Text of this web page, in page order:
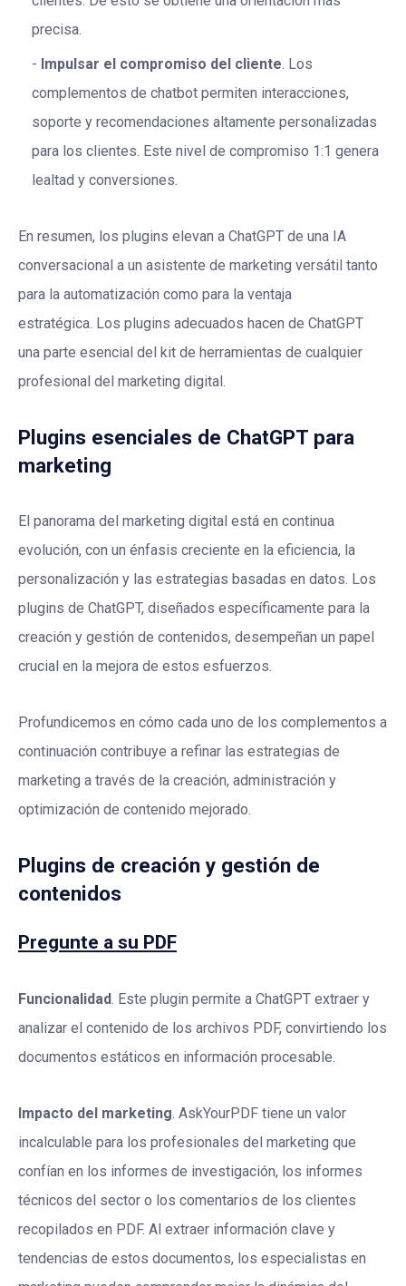
precisa.
Impulsar el compromiso del cliente. Los
complementos de chatbot permiten interacciones,
soporte y recomendaciones altamente personalizadas
para los clientes. Este nivel de compromiso 1:1 genera
lealtad y conversiones.
En resumen, los plugins elevan a ChatGPT de una IA
conversacional a un asistente de marketing versátil tanto
para la automatización como para la ventaja
estratégica. Los plugins adecuados hacen de ChatGPT
una parte esencial del kit de herramientas de cualquier
profesional del marketing digital.
Plugins esenciales de ChatGPT para
marketing
El panorama del marketing digital está en continua
evolución, con un énfasis creciente en la eficiencia, la
personalización y las estrategias basadas en datos. Los
plugins de ChatGPT, diseñados específicamente para la
creación y gestión de contenidos, desempeñan un papel
crucial en la mejora de estos esfuerzos.
Profundicemos en cómo cada uno de los complementos a
continuación contribuye a refinar las estrategias de
marketing a través de la creación, administración y
optimización de contenido mejorado.
Plugins de creación y gestión de
contenidos
Pregunte a su PDF
Funcionalidad. Este plugin permite a ChatGPT extraer y
analizar el contenido de los archivos PDF, convirtiendo los
documentos estáticos en información procesable.
Impacto del marketing. AskYourPDF tiene un valor
incalculable para los profesionales del marketing que
confían en los informes de investigación, los informes
técnicos del sector o los comentarios de los clientes
recopilados en PDF. Al extraer información clave y
tendencias de estos documentos, los especialistas en